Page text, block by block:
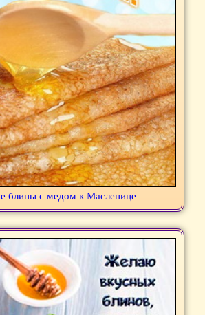
блины с медом к Масленице